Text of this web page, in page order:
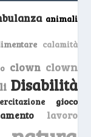
animali
calamità
clown clown
Disabilità
gioco
lavoro